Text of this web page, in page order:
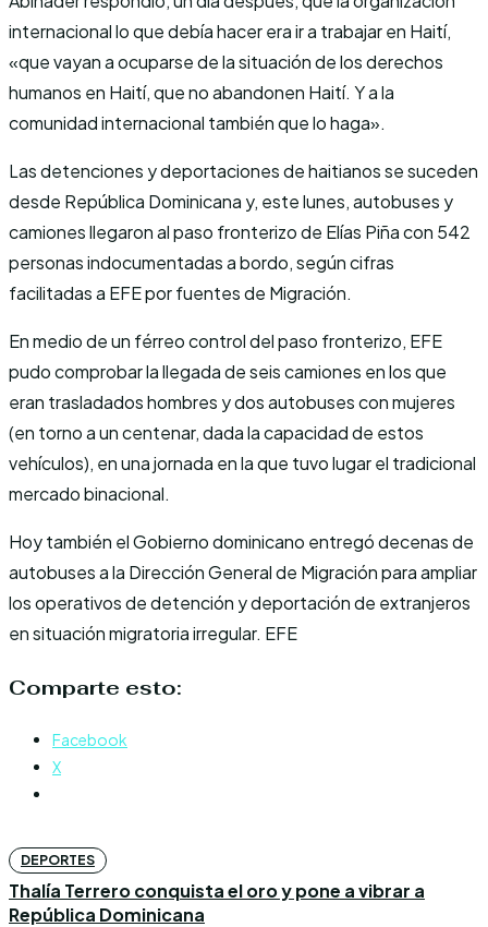
internacional lo que debía hacer era ir a trabajar en Haití,
«que vayan a ocuparse de la situación de los derechos
humanos en Haití, que no abandonen Haití. Y a la
comunidad internacional también que lo haga».
Las detenciones y deportaciones de haitianos se suceden
desde República Dominicana y, este lunes, autobuses y
camiones llegaron al paso fronterizo de Elías Piña con 542
personas indocumentadas a bordo, según cifras
facilitadas a EFE por fuentes de Migración.
En medio de un férreo control del paso fronterizo, EFE
pudo comprobar la llegada de seis camiones en los que
eran trasladados hombres y dos autobuses con mujeres
(en torno a un centenar, dada la capacidad de estos
vehículos), en una jornada en la que tuvo lugar el tradicional
mercado binacional.
Hoy también el Gobierno dominicano entregó decenas de
autobuses a la Dirección General de Migración para ampliar
los operativos de detención y deportación de extranjeros
en situación migratoria irregular. EFE
Comparte esto:
Facebook
X
DEPORTES
Thalía Terrero conquista el oro y pone a vibrar a
República Dominicana